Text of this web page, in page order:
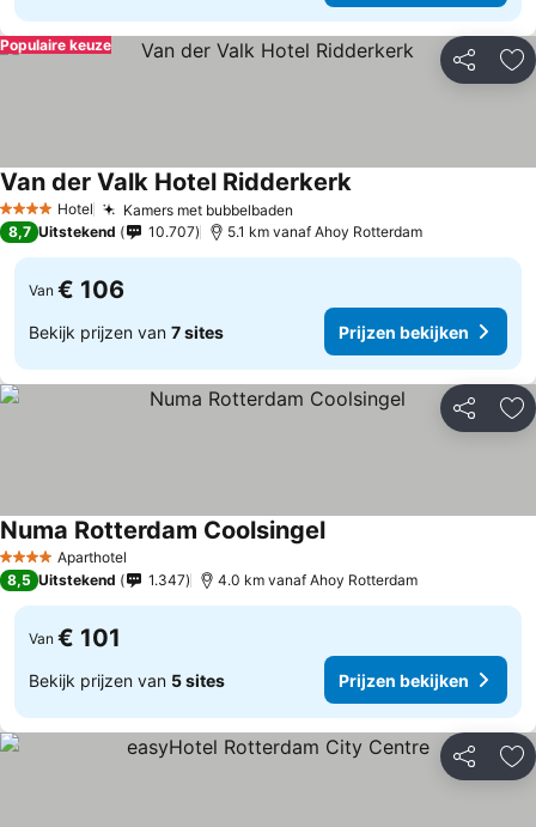
Delen
Populaire keuze
4 SterrenHotel Kamers met bubbelbaden
Van der Valk Hotel Ridderkerk
8,7 Uitstekend 10.707 5.1 km vanaf Ahoy Rotterdam
Van € 106
Bekijk prijzen van 7 sites Prijzen bekijken
Delen
4 SterrenAparthotel
Numa Rotterdam Coolsingel
8,5 Uitstekend 1.347 4.0 km vanaf Ahoy Rotterdam
Van € 101
Bekijk prijzen van 5 sites Prijzen bekijken
Delen